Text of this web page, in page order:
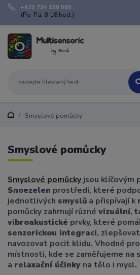
+420 734 150 560
(Po-Pá, 8-18 hod.)
Smyslové pomůcky
Smyslové pomůcky
Smyslové pomůcky jsou klíčovým
Snoezelen prostředí, které
jednotlivých smyslů a přispívají k
pomůcky zahrnují různé vizuální,
vibroakustické prvky, které
senzorickou integraci,
navozovat pocit klidu. Vhodné
místnosti, kde se zaměřujeme na
a relaxační účinky na tělo i mysl.